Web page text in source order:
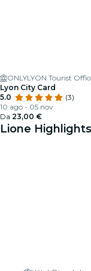
ONLYLYON Tourist
Lyon City Card
5.0
(3)
10 ago - 05 nov
Da 23,00 €
Lione